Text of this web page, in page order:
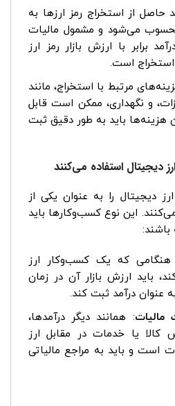
حاصل از استخراج رمز ارزها به
می‌شود و مشمول مالیات
برابر با ارزش بازار رمز ارز
است.
مرتبط با استخراج، مانند
و نگهداری، ممکن است قابل
هزینه‌ها باید به طور دقیق ثبت
دیجیتال را به عنوان یکی از
این نوع کسب‌وکارها باید
باشند:
که یک کسب‌وکار ارز
باید ارزش بازار آن در زمان
عنوان درآمد ثبت کند.
مالیات: همانند دیگر درآمدها،
کالا یا خدمات در مقابل ارز
است و باید به مراجع مالیاتی